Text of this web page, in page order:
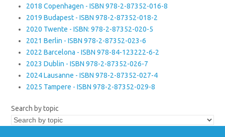
2018 Copenhagen - ISBN 978-2-87352-016-8
2019 Budapest - ISBN 978-2-87352-018-2
2020 Twente - ISBN: 978-2-87352-020-5
2021 Berlin - ISBN 978-2-87352-023-6
2022 Barcelona - ISBN 978-84-123222-6-2
2023 Dublin - ISBN 978-2-87352-026-7
2024 Lausanne - ISBN 978-2-87352-027-4
2025 Tampere - ISBN 978-2-87352-029-8
Search by topic